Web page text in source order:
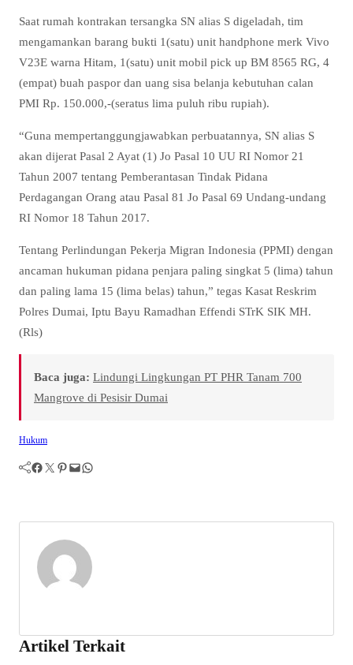
Saat rumah kontrakan tersangka SN alias S digeladah, tim
mengamankan barang bukti 1(satu) unit handphone merk Vivo
V23E warna Hitam, 1(satu) unit mobil pick up BM 8565 RG, 4
(empat) buah paspor dan uang sisa belanja kebutuhan calan
PMI Rp. 150.000,-(seratus lima puluh ribu rupiah).
“Guna mempertanggungjawabkan perbuatannya, SN alias S
akan dijerat Pasal 2 Ayat (1) Jo Pasal 10 UU RI Nomor 21
Tahun 2007 tentang Pemberantasan Tindak Pidana
Perdagangan Orang atau Pasal 81 Jo Pasal 69 Undang-undang
RI Nomor 18 Tahun 2017.
Tentang Perlindungan Pekerja Migran Indonesia (PPMI) dengan
ancaman hukuman pidana penjara paling singkat 5 (lima) tahun
dan paling lama 15 (lima belas) tahun,” tegas Kasat Reskrim
Polres Dumai, Iptu Bayu Ramadhan Effendi STrK SIK MH.
(Rls)
Baca juga: Lindungi Lingkungan PT PHR Tanam 700
Mangrove di Pesisir Dumai
Hukum
Facebook Twitter Pinterest Mail WhatsApp
Artikel Terkait